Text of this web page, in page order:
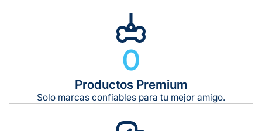
0
Productos Premium
Solo marcas confiables para tu mejor amigo.